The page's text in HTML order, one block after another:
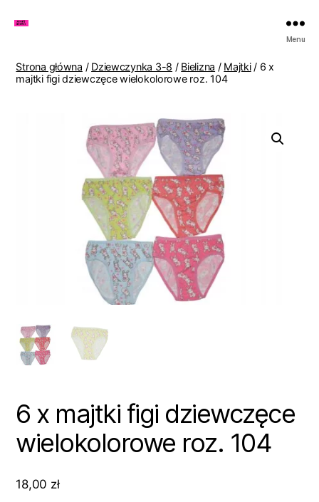
Lenki
Menu
Strona główna / Dziewczynka 3-8 / Bielizna / Majtki/ 6 x
majtki figi dziewczęce wielokolorowe roz. 104
6 x majtki figi dziewczęce
wielokolorowe roz. 104
18,00 zł